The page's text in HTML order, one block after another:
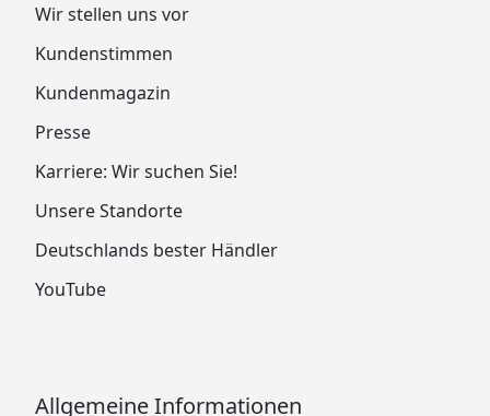
Wir stellen uns vor
Kundenstimmen
Kundenmagazin
Presse
Karriere: Wir suchen Sie!
Unsere Standorte
Deutschlands bester Händler
YouTube
Allgemeine Informationen